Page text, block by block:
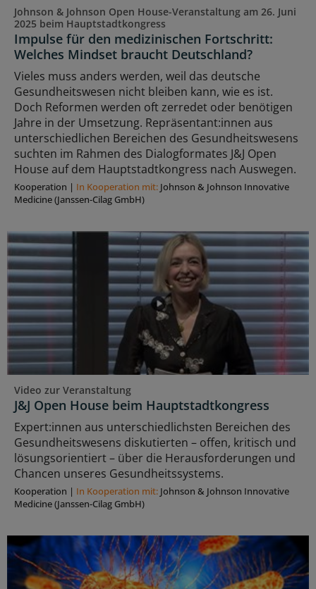
Johnson & Johnson Open House-Veranstaltung am 26. Juni
2025 beim Hauptstadtkongress
Impulse für den medizinischen Fortschritt:
Welches Mindset braucht Deutschland?
Vieles muss anders werden, weil das deutsche
Gesundheitswesen nicht bleiben kann, wie es ist.
Doch Reformen werden oft zerredet oder benötigen
Jahre in der Umsetzung. Repräsentant:innen aus
unterschiedlichen Bereichen des Gesundheitswesens
suchten im Rahmen des Dialogformates J&J Open
House auf dem Hauptstadtkongress nach Auswegen.
Kooperation | In Kooperation mit: Johnson & Johnson Innovative
Medicine (Janssen-Cilag GmbH)
Video zur Veranstaltung
J&J Open House beim Hauptstadtkongress
Expert:innen aus unterschiedlichsten Bereichen des
Gesundheitswesens diskutierten – offen, kritisch und
lösungsorientiert – über die Herausforderungen und
Chancen unseres Gesundheitssystems.
Kooperation | In Kooperation mit: Johnson & Johnson Innovative
Medicine (Janssen-Cilag GmbH)